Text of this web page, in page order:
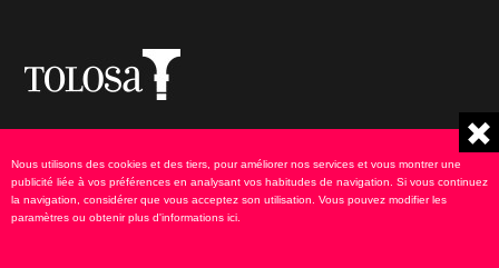
Plaza Zaharra 6Aaa
20400 Tolosa, Gipuzkoa
943 69 75 00
udate@tolosa.eus
Note légale
Politique de Confidentialité
Politique de Cookies
Nous utilisons des cookies et des tiers, pour améliorer nos services et vous montrer une
publicité liée à vos préférences en analysant vos habitudes de navigation. Si vous continuez
la navigation, considérer que vous acceptez son utilisation. Vous pouvez modifier les
paramètres ou obtenir plus d'informations ici.